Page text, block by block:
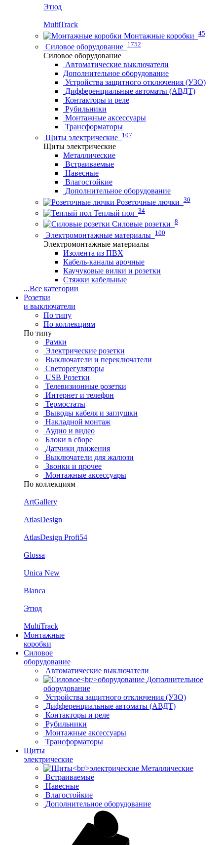
Этюд
MultiTrack
Монтажные коробки 45
Силовое оборудование 1752
Силовое оборудование
Автоматические выключатели
Дополнительное оборудование
Устройства защитного отключения (УЗО)
Дифференциальные автоматы (АВДТ)
Контакторы и реле
Рубильники
Монтажные аксессуары
Трансформаторы
Щиты электрические 107
Щиты электрические
Металлические
Встраиваемые
Навесные
Влагостойкие
Дополнительное оборудование
Розеточные лючки 30
Теплый пол 34
Силовые розетки 8
Электромонтажные материалы 100
Электромонтажные материалы
Изолента из ПВХ
Кабель-каналы арочные
Каучуковые вилки и розетки
Стяжки кабельные
...Все категории
Розетки
и выключатели
По типу
По коллекциям
По типу
Рамки
Электрические розетки
Выключатели и переключатели
Светорегуляторы
USB Розетки
Телевизионные розетки
Интернет и телефон
Термостаты
Выводы кабеля и заглушки
Накладной монтаж
Аудио и видео
Блоки в сборе
Датчики движения
Выключатели для жалюзи
Звонки и прочее
Монтажные аксессуары
По коллекциям
ArtGallery
AtlasDesign
AtlasDesign Profi54
Glossa
Unica New
Blanca
Этюд
MultiTrack
Монтажные
коробки
Силовое
оборудование
Автоматические выключатели
Дополнительное
оборудование
Устройства защитного отключения (УЗО)
Дифференциальные автоматы (АВДТ)
Контакторы и реле
Рубильники
Монтажные аксессуары
Трансформаторы
Щиты
электрические
Металлические
Встраиваемые
Навесные
Влагостойкие
Дополнительное оборудование